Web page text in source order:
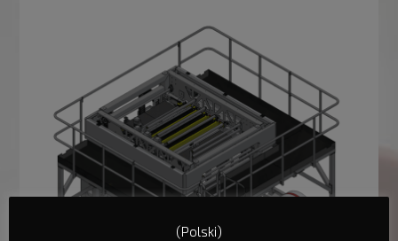
(Polski)